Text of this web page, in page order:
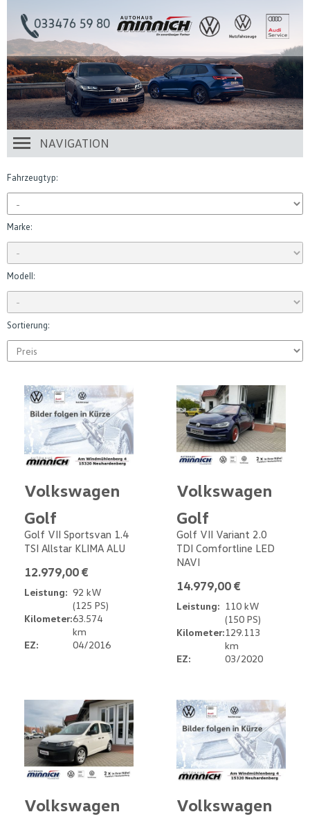
NAVIGATION
Fahrzeugtyp:
Marke:
Modell:
Sortierung:
Volkswagen
Golf
Golf VII Sportsvan 1.4
TSI Allstar KLIMA ALU
12.979,00 €
Leistung: 92 kW
(125 PS)
Kilometer:63.574
km
EZ:
04/2016
Volkswagen
Golf
Golf VII Variant 2.0
TDI Comfortline LED
NAVI
14.979,00 €
Leistung: 110 kW
(150 PS)
Kilometer:129.113
km
EZ:
03/2020
Volkswagen
Volkswagen